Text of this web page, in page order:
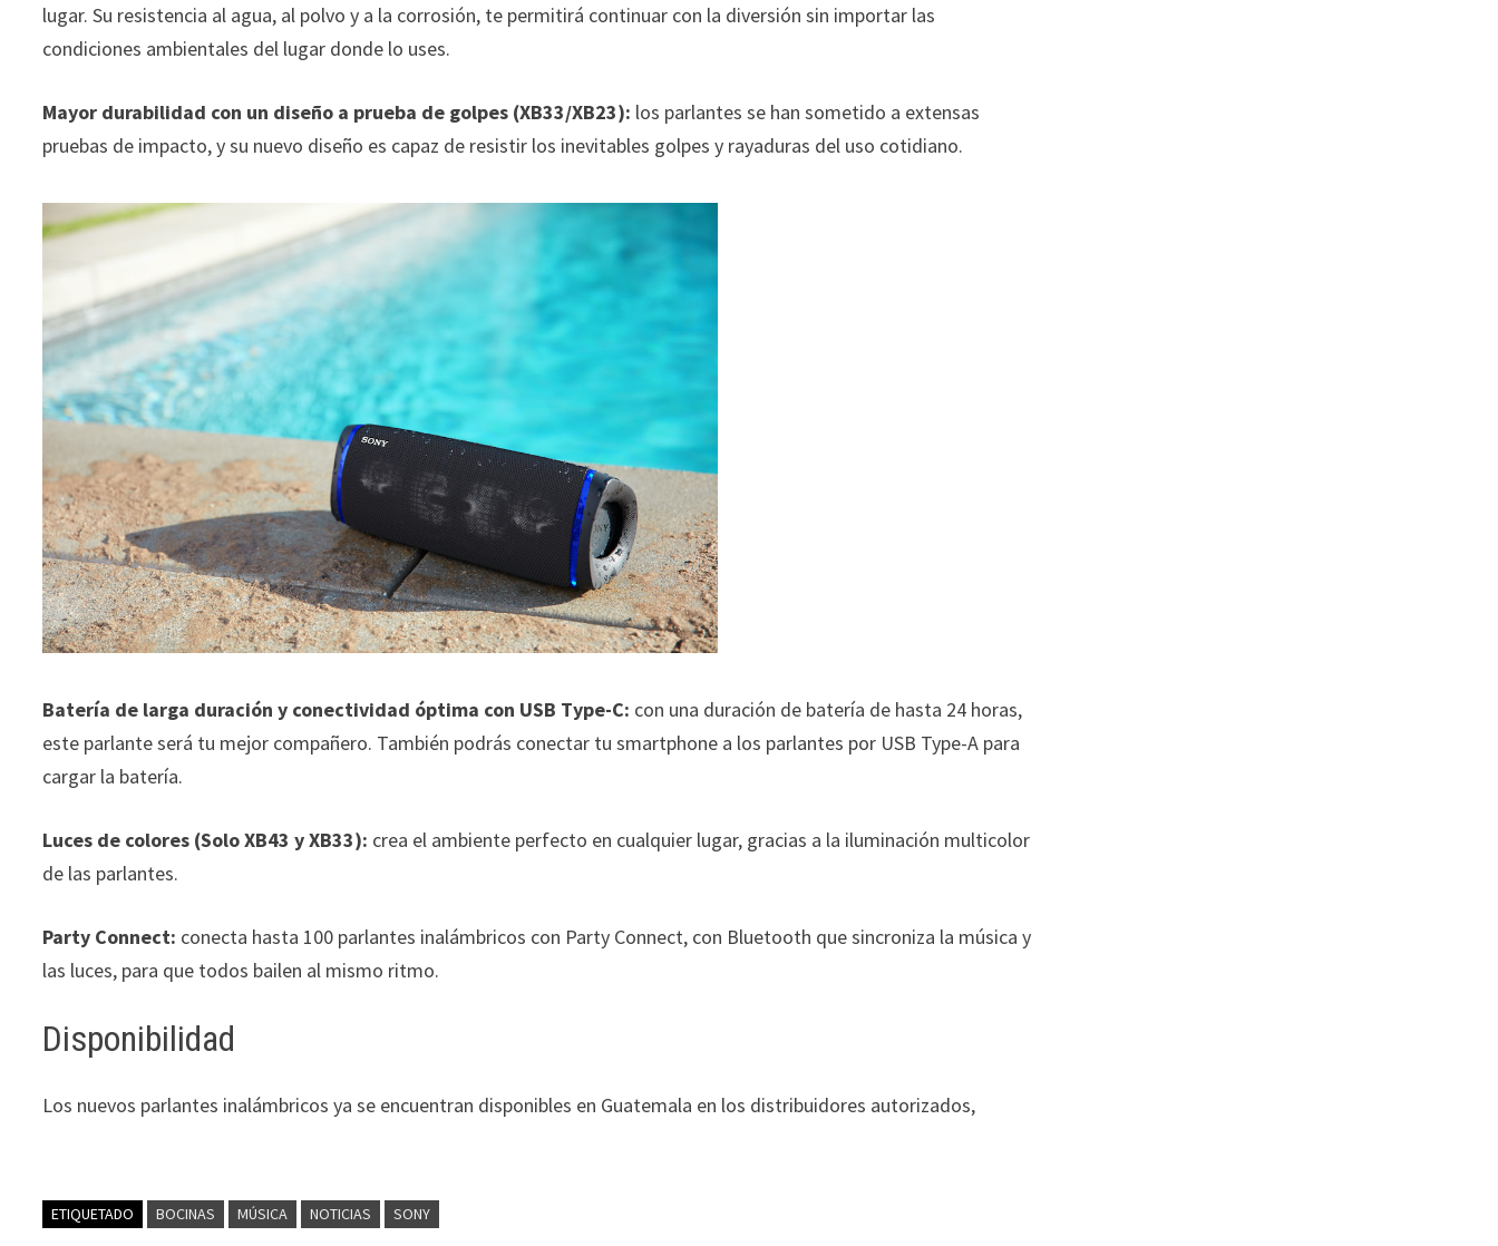
lugar. Su resistencia al agua, al polvo y a la corrosión, te permitirá continuar con la diversión sin importar las
condiciones ambientales del lugar donde lo uses.
Mayor durabilidad con un diseño a prueba de golpes (XB33/XB23): los parlantes se han sometido a extensas
pruebas de impacto, y su nuevo diseño es capaz de resistir los inevitables golpes y rayaduras del uso cotidiano.
Batería de larga duración y conectividad óptima con USB Type-C: con una duración de batería de hasta 24 horas,
este parlante será tu mejor compañero. También podrás conectar tu smartphone a los parlantes por USB Type-A para
cargar la batería.
Luces de colores (Solo XB43 y XB33): crea el ambiente perfecto en cualquier lugar, gracias a la iluminación multicolor
de las parlantes.
Party Connect: conecta hasta 100 parlantes inalámbricos con Party Connect, con Bluetooth que sincroniza la música y
las luces, para que todos bailen al mismo ritmo.
Disponibilidad
Los nuevos parlantes inalámbricos ya se encuentran disponibles en Guatemala en los distribuidores autorizados,
ETIQUETADO BOCINAS MÚSICA NOTICIAS SONY